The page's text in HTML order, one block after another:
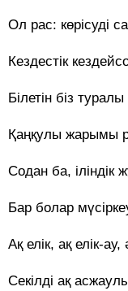
Ол рас: көрісуді
Кездестік
Білетін біз туралы
Қаңқулы жарымы
Содан ба, іліндік
Бар болар
Ақ елік, ақ елік-ау,
Секілді ақ